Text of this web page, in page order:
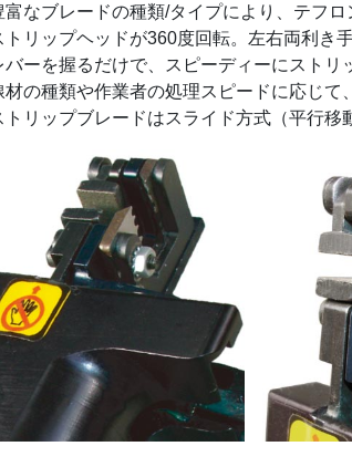
富なブレードの種類/タイプにより、テフ
トリップヘッドが360度回転。左右両利き手
バーを握るだけで、スピーディーにストリ
材の種類や作業者の処理スピードに応じて
トリップブレードはスライド方式（平行移